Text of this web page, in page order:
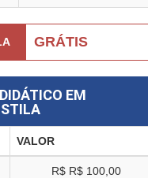
GRÁTIS
EM
VALOR
R$ R$ 100,00